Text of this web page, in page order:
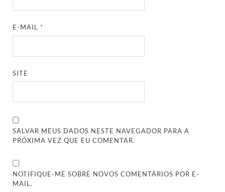
E-MAIL*
SITE
SALVAR MEUS DADOS NESTE NAVEGADOR PARA A
PRÓXIMA VEZ QUE EU COMENTAR.
NOTIFIQUE-ME SOBRE NOVOS COMENTÁRIOS POR E-
MAIL.